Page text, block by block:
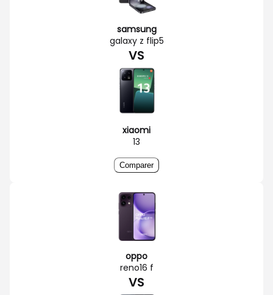
samsung
galaxy z flip5
VS
xiaomi
13
Comparer
oppo
reno16 f
VS